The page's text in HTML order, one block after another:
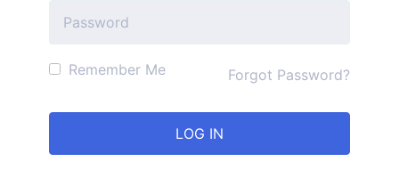
Remember Me Forgot Password?